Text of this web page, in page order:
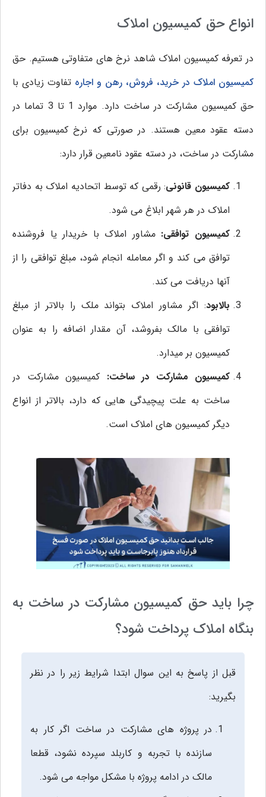
انواع حق کمیسیون املاک
در تعرفه کمیسیون املاک شاهد نرخ‌ های متفاوتی هستیم. حق
کمیسیون املاک در خرید، فروش، رهن و اجاره تفاوت زیادی با
حق کمیسیون مشارکت در ساخت دارد. موارد 1 تا 3 تماما در
دسته‌ عقود معین هستند. در صورتی که نرخ کمیسیون برای
مشارکت در ساخت، در دسته‌ عقود نامعین قرار دارد:
کمیسیون قانونی: رقمی که توسط اتحادیه املاک به دفاتر
املاک در هر شهر ابلاغ می‌ شود.
کمیسیون توافقی:مشاور املاک با خریدار یا فروشنده
توافق می‌ کند و اگر معامله انجام شود، مبلغ توافقی را از
آنها دریافت می کند.
بالابود: اگر مشاور املاک بتواند ملک را بالاتر از مبلغ
توافقی با مالک بفروشد، آن مقدار اضافه را به عنوان
کمیسیون بر میدارد.
کمیسیون مشارکت در ساخت: کمیسیون مشارکت در
ساخت به علت پیچیدگی‌ هایی که دارد، بالاتر از انواع
دیگر کمیسیون های املاک است.
چرا باید حق کمیسیون مشارکت در ساخت به
بنگاه املاک پرداخت شود؟
قبل از پاسخ به این سوال ابتدا شرایط زیر را در نظر
بگیرید:
در پروژه های مشارکت در ساخت اگر کار به
سازنده با تجربه و کاربلد سپرده نشود، قطعا
مالک در ادامه پروژه با مشکل مواجه می‌ شود.